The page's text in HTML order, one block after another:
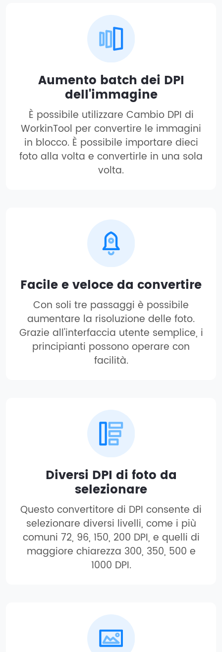
Aumento batch dei DPI
dell'immagine
È possibile utilizzare Cambio DPI di
WorkinTool per convertire le immagini
in blocco. È possibile importare dieci
foto alla volta e convertirle in una sola
volta.
Facile e veloce da convertire
Con soli tre passaggi è possibile
aumentare la risoluzione delle foto.
Grazie all'interfaccia utente semplice, i
principianti possono operare con
facilità.
Diversi DPI di foto da
selezionare
Questo convertitore di DPI consente di
selezionare diversi livelli, come i più
comuni 72, 96, 150, 200 DPI, e quelli di
maggiore chiarezza 300, 350, 500 e
1000 DPI.